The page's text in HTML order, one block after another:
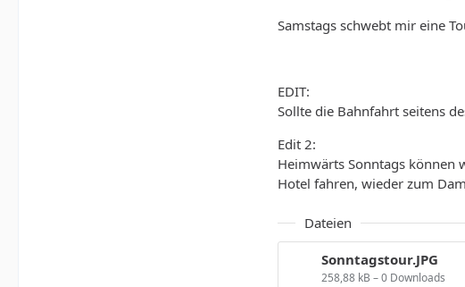
Samstags schwebt mir eine
EDIT:
Sollte die Bahnfahrt seitens
Edit 2:
Heimwärts Sonntags können
Hotel fahren, wieder zum
Dateien
Sonntagstour.JPG
258,88 kB – 0 Downloads